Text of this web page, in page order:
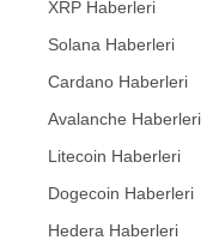
XRP Haberleri
Solana Haberleri
Cardano Haberleri
Avalanche Haberleri
Litecoin Haberleri
Dogecoin Haberleri
Hedera Haberleri